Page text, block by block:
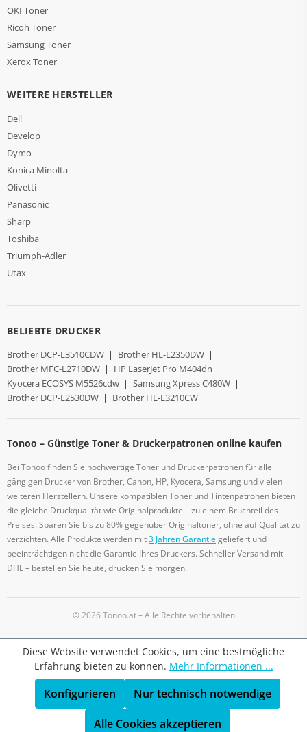
OKI Toner
Ricoh Toner
Samsung Toner
Xerox Toner
WEITERE HERSTELLER
Dell
Develop
Dymo
Konica Minolta
Olivetti
Panasonic
Sharp
Toshiba
Triumph-Adler
Utax
BELIEBTE DRUCKER
Brother DCP-L3510CDW | Brother HL-L2350DW |
Brother MFC-L2710DW | HP LaserJet Pro M404dn |
Kyocera ECOSYS M5526cdw | Samsung Xpress C480W |
Brother DCP-L2530DW | Brother HL-L3210CW
Tonoo – Günstige Toner & Druckerpatronen online kaufen
Bei Tonoo finden Sie hochwertige Toner und Druckerpatronen für alle
gängigen Drucker von Brother, Canon, HP, Kyocera, Samsung und vielen
weiteren Herstellern. Unsere kompatiblen Toner und Tintenpatronen bieten
die gleiche Druckqualität wie Originalprodukte – zu einem Bruchteil des
Preises. Sparen Sie bis zu 80% gegenüber Originaltoner, ohne auf Qualität zu
verzichten. Alle Produkte werden mit3 Jahren Garantiegeliefert und
beeinträchtigen nicht die Garantie Ihres Druckers. Schneller Versand mit
DHL – bestellen Sie heute, drucken Sie morgen.
© 2026 Tonoo.at – Alle Rechte vorbehalten
Diese Website verwendet Cookies, um eine bestmögliche
Erfahrung bieten zu können. Mehr Informationen ...
Nur technisch notwendige
Konfigurieren
Alle Cookies akzeptieren